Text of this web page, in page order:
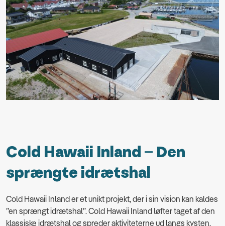
Cold Hawaii Inland – Den
sprængte idrætshal
Cold Hawaii Inland er et unikt projekt, der i sin vision kan kaldes
”en sprængt idrætshal”. Cold Hawaii Inland løfter taget af den
klassiske idrætshal og spreder aktiviteterne ud langs kysten.